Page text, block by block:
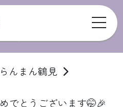
んまん鶴見
でとうございます🤭🎉